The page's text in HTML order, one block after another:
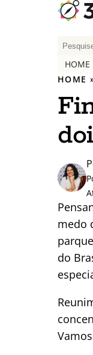
P
q
u
i
s
a
p
o
r
:
HOME
HOME
medo
do